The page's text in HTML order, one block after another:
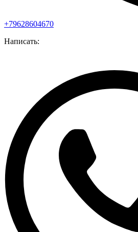
+79628604670
Написать: